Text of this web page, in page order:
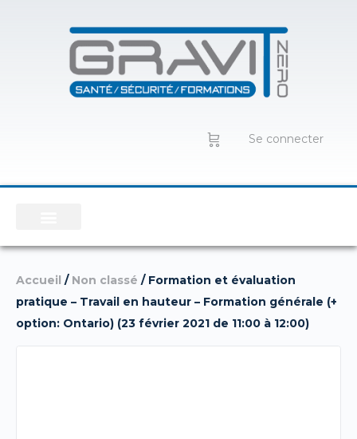
Se connecter
Accueil / Non classé / Formation et évaluation
pratique – Travail en hauteur – Formation générale (+
option: Ontario) (23 février 2021 de 11:00 à 12:00)